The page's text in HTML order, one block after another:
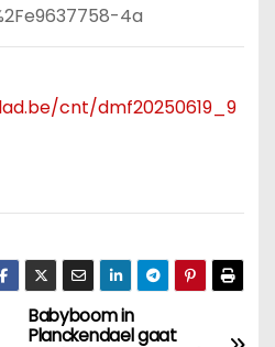
4a
cnt/dmf20250619_9
Babyboom in
Planckendael gaat